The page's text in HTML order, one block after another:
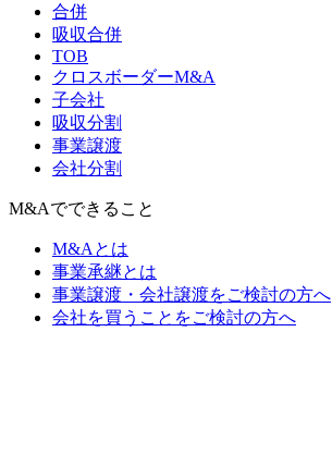
合併
吸収合併
TOB
クロスボーダーM&A
子会社
吸収分割
事業譲渡
会社分割
M&Aでできること
M&Aとは
事業承継とは
事業譲渡・会社譲渡をご検討の方へ
会社を買うことをご検討の方へ